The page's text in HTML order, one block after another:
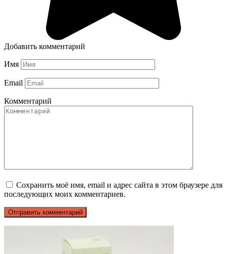
Добавить комментарий
Имя
Email
Комментарий
Сохранить моё имя, email и адрес сайта в этом браузере для
последующих моих комментариев.